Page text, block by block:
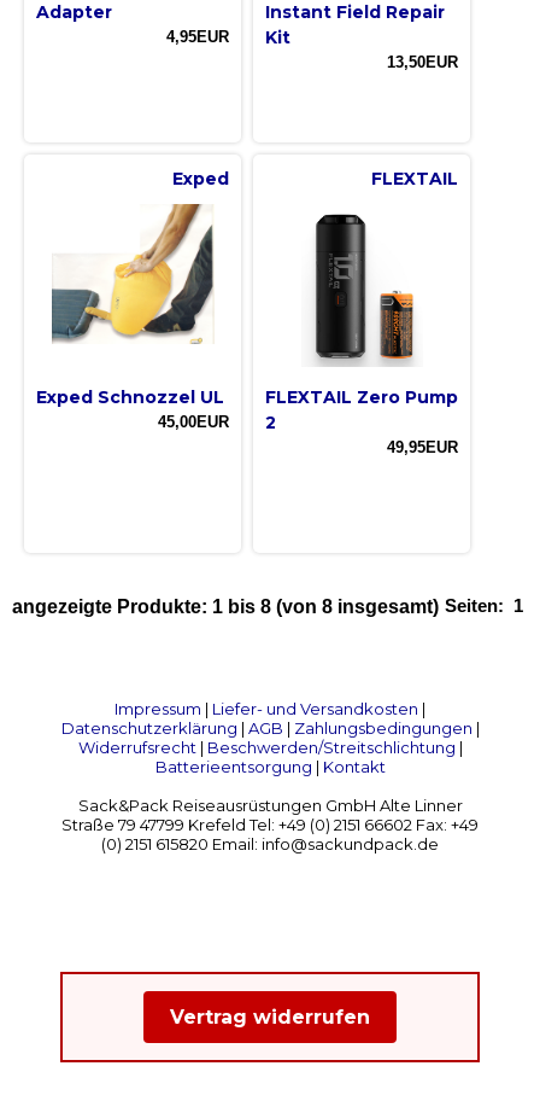
Adapter
4,95EUR
Instant Field Repair
Kit
13,50EUR
Exped
Exped Schnozzel UL
45,00EUR
FLEXTAIL
FLEXTAIL Zero Pump
2
49,95EUR
Seiten: 1
angezeigte Produkte: 1 bis 8 (von 8 insgesamt)
Impressum | Liefer- und Versandkosten |
Datenschutzerklärung | AGB | Zahlungsbedingungen |
Widerrufsrecht| Beschwerden/Streitschlichtung |
Batterieentsorgung | Kontakt
Sack&Pack Reiseausrüstungen GmbH Alte Linner
Straße 79 47799 Krefeld Tel: +49 (0) 2151 66602 Fax: +49
(0) 2151 615820 Email: info@sackundpack.de
Vertrag widerrufen